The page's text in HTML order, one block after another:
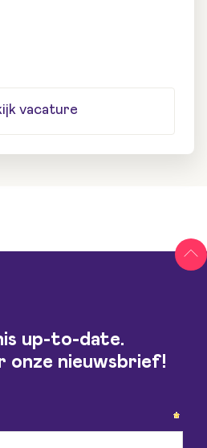
vacature
up-to-date.
onze nieuwsbrief!